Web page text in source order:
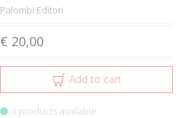
Palombi Editori
€ 20,00
Add to cart
3 products available